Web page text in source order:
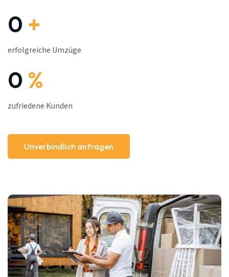
0 +
erfolgreiche Umzüge
0 %
zufriedene Kunden
Unverbindlich anfragen